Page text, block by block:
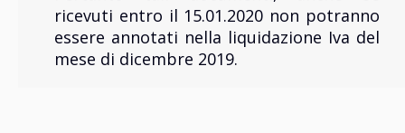
ricevuti entro il 15.01.2020 non potranno
essere annotati nella liquidazione Iva del
mese di dicembre 2019.